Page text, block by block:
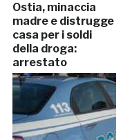
Ostia, minaccia
madre e distrugge
casa per i soldi
della droga:
arrestato